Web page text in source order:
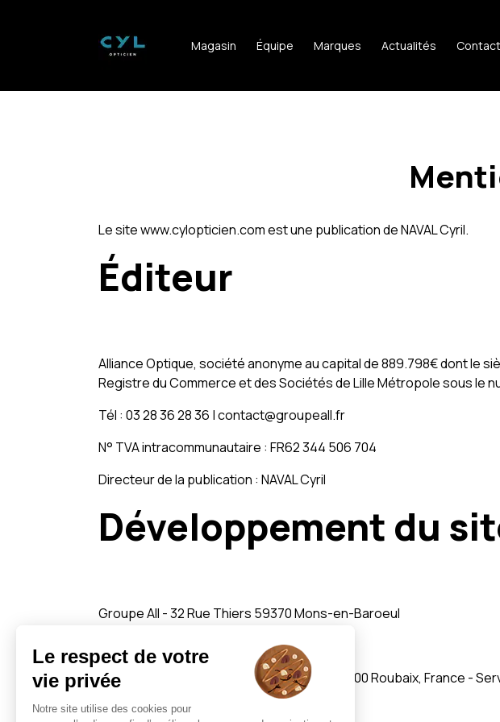
Magasin Équipe Marques Actualités Contact
Le site www.cylopticien.com est une publication de NAVAL Cyril.
Éditeur
Alliance Optique, société anonyme au capital de 889.798€ dont le
Registre du Commerce et des Sociétés de Lille Métropole sous le
Tél : 03 28 36 28 36 | contact@groupeall.fr
N° TVA intracommunautaire : FR62 344 506 704
Directeur de la publication : NAVAL Cyril
Développement du
Groupe All - 32 Rue Thiers 59370 Mons-en-Baroeul
IT Room - 5 Allée Gabert, 59510 Hem
Hébergeur : OVH SAS, 2 rue Kellermann, 59100 Roubaix, France -